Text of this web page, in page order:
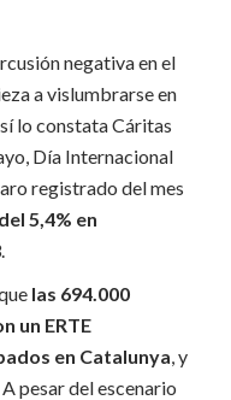
negativa en el
a vislumbrarse en
lo constata Cáritas
Día Internacional
registrado del mes
5,4% en
las 694.000
un ERTE
en Catalunya, y
pesar del escenario